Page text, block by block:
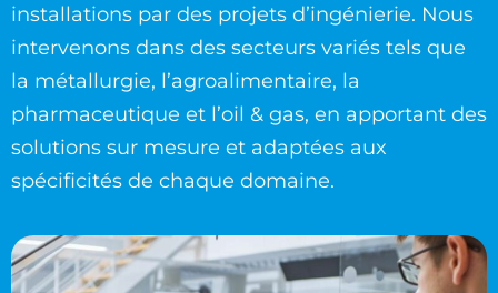
installations par des projets d’ingénierie. Nous
intervenons dans des secteurs variés tels que
la métallurgie, l’agroalimentaire, la
pharmaceutique et l’oil & gas, en apportant des
solutions sur mesure et adaptées aux
spécificités de chaque domaine.